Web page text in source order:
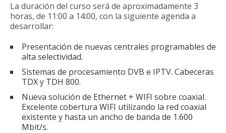
La duración del curso será de aproximadamente 3
horas, de 11:00 a 14:00, con la siguiente agenda a
desarrollar:
Presentación de nuevas centrales programables de
alta selectividad.
Sistemas de procesamiento DVB e IPTV. Cabeceras
TDX y TDH 800.
Nueva solución de Ethernet + WIFI sobre coaxial.
Excelente cobertura WIFI utilizando la red coaxial
existente y hasta un ancho de banda de 1.600
Mbit/s.